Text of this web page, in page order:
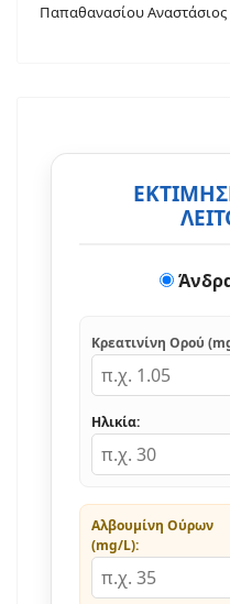
Παπαθανασίου Αναστάσιος
Κρεατινίνη Ορού
Ηλικία:
Αλβουμίνη Ούρων
(mg/L):